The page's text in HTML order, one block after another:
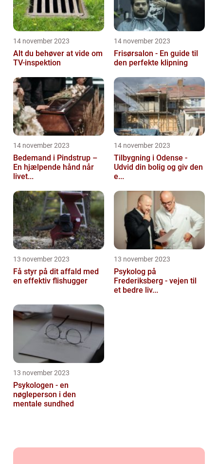
14 november 2023
Alt du behøver at vide om
TV-inspektion
14 november 2023
Frisørsalon - En guide til
den perfekte klipning
14 november 2023
Bedemand i Pindstrup –
En hjælpende hånd når
livet...
14 november 2023
Tilbygning i Odense -
Udvid din bolig og giv den
e...
13 november 2023
Få styr på dit affald med
en effektiv flishugger
13 november 2023
Psykolog på
Frederiksberg - vejen til
et bedre liv...
13 november 2023
Psykologen - en
nøgleperson i den
mentale sundhed